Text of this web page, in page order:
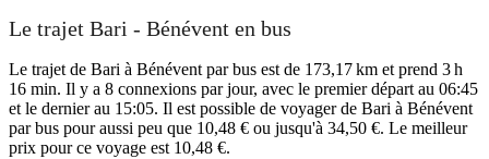
Le trajet Bari - Bénévent en bus
Le trajet de Bari à Bénévent par bus est de 173,17 km et prend 3 h
16 min. Il y a 8 connexions par jour, avec le premier départ au 06:45
et le dernier au 15:05. Il est possible de voyager de Bari à Bénévent
par bus pour aussi peu que 10,48 € ou jusqu'à 34,50 €. Le meilleur
prix pour ce voyage est 10,48 €.